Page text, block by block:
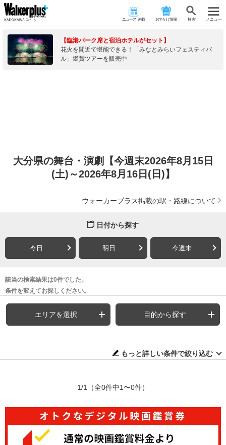
ニュース･連載 おでかけ情報 検 索 メニュー
【臨港パーク席と宿泊ホテルがセット】
花火を間近で堪能できる！「みなとみらいフェスティバ
ル」鑑賞ツアーを販売中
大分県の舞台・演劇【今週末2026年8月15日
(土)～2026年8月16日(日)】
ウォーカープラス掲載の駅・路線について
日付から探す
今日 明日 今週末
該当の検索結果は0件でした。
条件を変えてお探しください。
エリアを選択 目的から探す
もっと詳しい条件で絞り込む
1/1 （全0件中1〜0件）